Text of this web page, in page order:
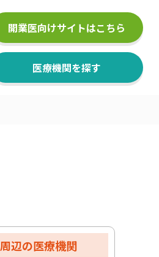
医療機関を探す
開業医向けサイトはこちら
周辺の医療機関